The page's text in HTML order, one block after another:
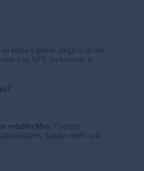
etapa y puede elegir si quiere
a su AFP, incluyendo la
establecidos. Cumplir
fortaleciendo una